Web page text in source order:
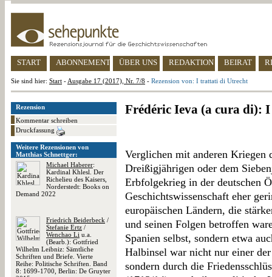
START ABONNEMENT ÜBER UNS REDAKTION BEIRAT
Sie sind hier: Start - Ausgabe 17 (2017), Nr. 7/8 - Rezension von: I trattati di Utrecht
Rezension
Kommentar schreiben
Druckfassung
Weitere Rezensionen von
Matthias Schnettger:
Michael Haberer:
Kardinal Khlesl. Der
Richelieu des Kaisers,
Norderstedt: Books on
Demand 2022
Friedrich Beiderbeck /
Stefanie Ertz /
Wenchao Li u.a.
(Bearb.): Gottfried
Wilhelm Leibniz: Sämtliche
Schriften und Briefe. Vierte
Reihe: Politische Schriften. Band
8: 1699-1700, Berlin: De Gruyter
Frédéric Ieva (a cura di):
Verglichen mit anderen Kriegen
Dreißigjährigen oder dem
Erbfolgekrieg in der deutschen
Geschichtswissenschaft eher
europäischen Ländern, die
und seinen Folgen betroffen
Spanien selbst, sondern etwa
Halbinsel war nicht nur einer
sondern durch die